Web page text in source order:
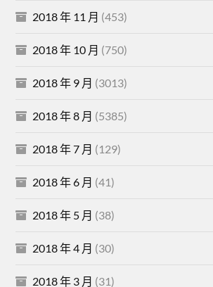
2018 年 11 月 (453)
2018 年 10 月 (750)
2018 年 9 月 (3013)
2018 年 8 月 (5385)
2018 年 7 月 (129)
2018 年 6 月 (41)
2018 年 5 月 (38)
2018 年 4 月 (30)
2018 年 3 月 (31)